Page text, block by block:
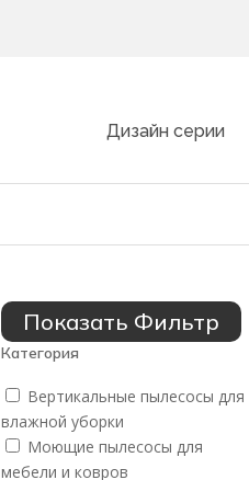
Дизайн серии
Показать Фильтр
Категория
Вертикальные пылесосы для
влажной уборки
Моющие пылесосы для
мебели и ковров